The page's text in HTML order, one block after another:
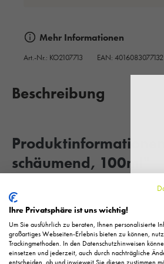
Mehr Informationen
Art.-Nr.: KO2107713 EAN: 4016083077132
Beschreibung
schäumend, 100ml"
Reinigt und ist sanft
Besonders schonend entfernt die
Braukmann selbst intensives Make-
Ihre Privatsphäre ist uns wichtig!
Um Sie ausführlich zu beraten, Ihnen personalisierte
großartiges Webseiten-Erlebnis bieten zu können,
Trackingmethoden. In den Datenschutzhinweisen
einsetzen und jederzeit, auch durch nachträgliche